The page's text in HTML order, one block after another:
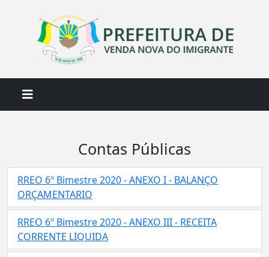
Contas Públicas
RREO 6º Bimestre 2020 - ANEXO I - BALANÇO
ORÇAMENTARIO
RREO 6º Bimestre 2020 - ANEXO III - RECEITA
CORRENTE LIQUIDA